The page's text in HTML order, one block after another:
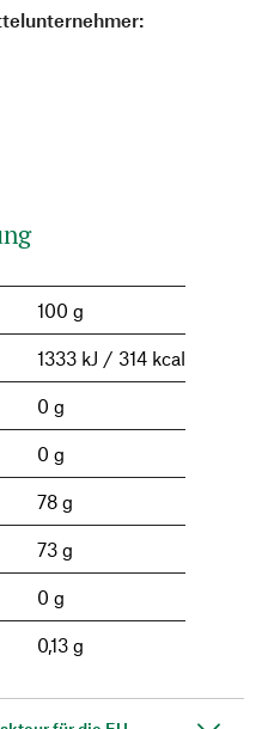
100 g
1333 kJ / 314 kcal
0 g
0 g
78 g
73 g
0 g
0,13 g